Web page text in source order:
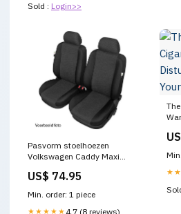
Sold : Login>>
Pasvorm stoelhoezen
Volkswagen Caddy Maxi
(voorset stoelhoezen) - Kegel
Elise 2-deurs cabriolet 2010-
2022
US$ 74.95
Min. order: 1 piece
★★★★★ 4.7 (8 reviews)